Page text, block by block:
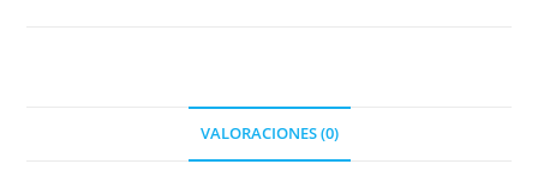
VALORACIONES (0)